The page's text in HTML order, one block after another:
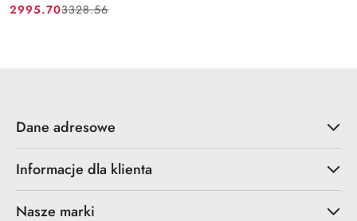
Cena
2995.70
Cena
3328.56
Dane adresowe
Informacje dla klienta
Nasze marki